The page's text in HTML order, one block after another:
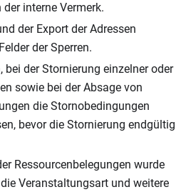
interne Vermerk.
der Export der Adressen
der Sperren.
bei der Stornierung einzelner oder
sowie bei der Absage von
die Stornobedingungen
bevor die Stornierung endgültig
Ressourcenbelegungen wurde
Veranstaltungsart und weitere